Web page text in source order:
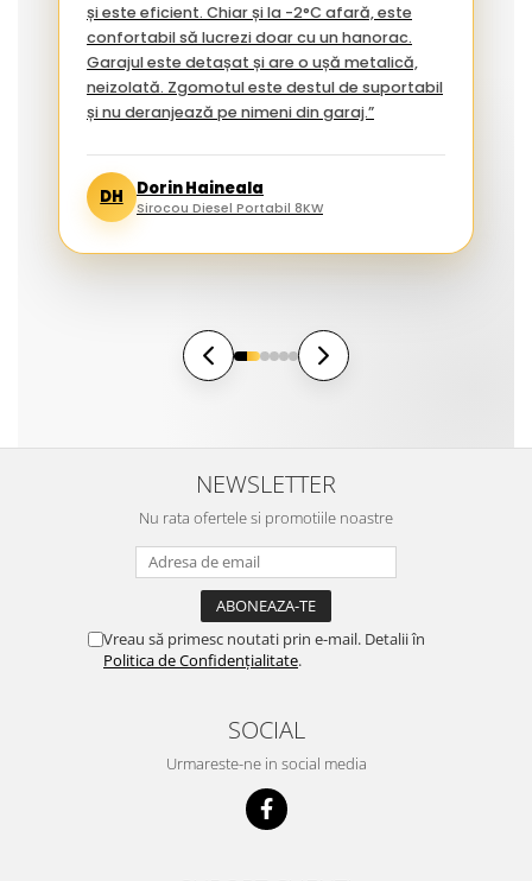
și este eficient. Chiar și la -2°C afară, este
confortabil să lucrezi doar cu un hanorac.
Garajul este detașat și are o ușă metalică,
neizolată. Zgomotul este destul de suportabil
și nu deranjează pe nimeni din garaj.”
DH Dorin Haineala
Sirocou Diesel Portabil 8KW
NEWSLETTER
Nu rata ofertele si promotiile noastre
Vreau să primesc noutati prin e-mail. Detalii în
Politica de Confidențialitate.
SOCIAL
Urmareste-ne in social media